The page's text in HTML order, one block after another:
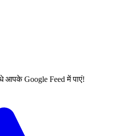
आपके Google Feed में पाएं!